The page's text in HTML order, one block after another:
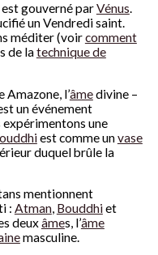
est gouverné parVénus.
un Vendredi saint.
méditer (voircomment
de latechnique de
Amazone, l’âmedivine –
un événement
une
est comme unvase
duquel brûle la
mentionnent
: Atman, Bouddhiet
deuxâmes, l’âme
masculine.